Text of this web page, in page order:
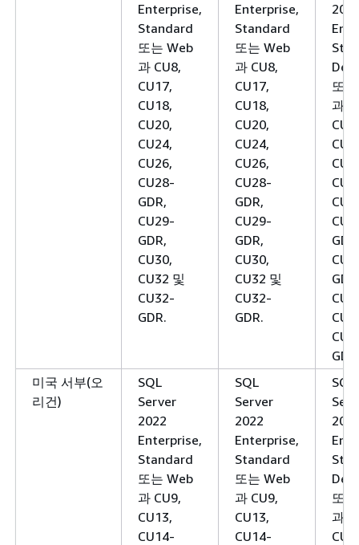
Enterprise,
Standard
또는 Web
과 CU8,
CU17,
CU18,
CU20,
CU24,
CU26,
CU28-
GDR,
CU29-
GDR,
CU30,
CU32 및
CU32-
GDR.
Enterprise,
Standard
또는 Web
과 CU8,
CU17,
CU18,
CU20,
CU24,
CU26,
CU28-
GDR,
CU29-
GDR,
CU30,
CU32 및
CU32-
GDR.
또
과
미국 서부(오
리건)
SQL
Server
2022
Enterprise,
Standard
또는 Web
과 CU9,
CU13,
CU14-
SQL
Server
2022
Enterprise,
Standard
또는 Web
과 CU9,
CU13,
CU14-
SQL
또
과